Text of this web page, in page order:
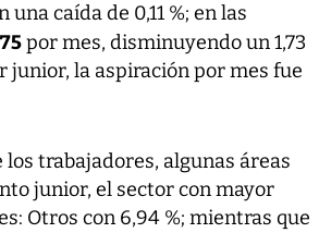
una caída de 0,11 %; en las
por mes, disminuyendo un 1,73
junior, la aspiración por mes fue
trabajadores, algunas áreas
junior, el sector con mayor
Otros con 6,94 %; mientras que